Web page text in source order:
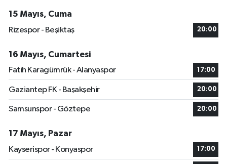
15 Mayıs, Cuma
Rizespor - Beşiktaş
20:00
16 Mayıs, Cumartesi
Fatih Karagümrük - Alanyaspor
17:00
Gaziantep FK - Başakşehir 20:00
Samsunspor - Göztepe 20:00
17 Mayıs, Pazar
Kayserispor - Konyaspor
17:00